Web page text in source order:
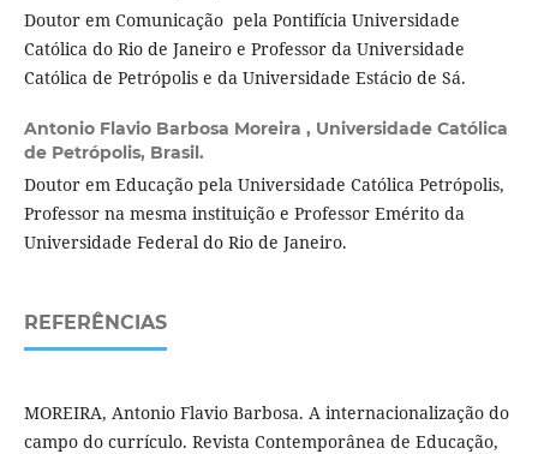
Doutor em Comunicação pela Pontifícia Universidade
Católica do Rio de Janeiro e Professor da Universidade
Católica de Petrópolis e da Universidade Estácio de Sá.
Antonio Flavio Barbosa Moreira , Universidade Católica
de Petrópolis, Brasil.
Doutor em Educação pela Universidade Católica Petrópolis,
Professor na mesma instituição e Professor Emérito da
Universidade Federal do Rio de Janeiro.
REFERÊNCIAS
MOREIRA, Antonio Flavio Barbosa. A internacionalização do
campo do currículo. Revista Contemporânea de Educação,